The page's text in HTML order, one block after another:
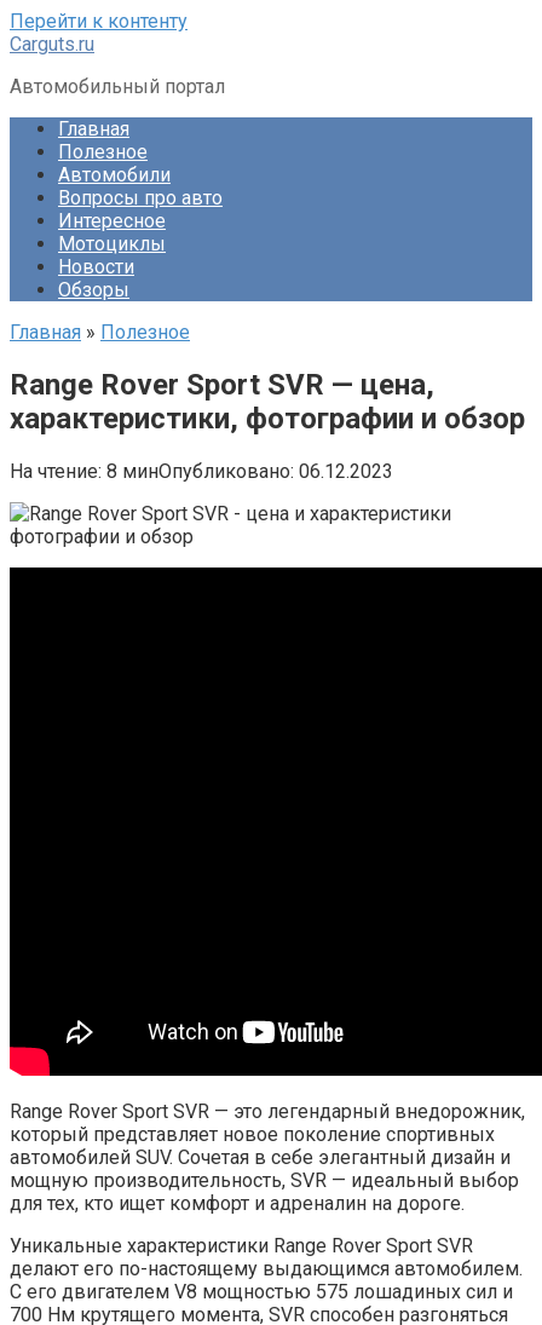
Перейти к контенту
Carguts.ru
Автомобильный портал
Главная
Полезное
Автомобили
Вопросы про авто
Интересное
Мотоциклы
Новости
Обзоры
Главная » Полезное
Range Rover Sport SVR — цена,
характеристики, фотографии и обзор
На чтение: 8 минОпубликовано: 06.12.2023
Range Rover Sport SVR — это легендарный внедорожник,
который представляет новое поколение спортивных
автомобилей SUV. Сочетая в себе элегантный дизайн и
мощную производительность, SVR — идеальный выбор
для тех, кто ищет комфорт и адреналин на дороге.
Уникальные характеристики Range Rover Sport SVR
делают его по-настоящему выдающимся автомобилем.
С его двигателем V8 мощностью 575 лошадиных сил и
700 Нм крутящего момента, SVR способен разгоняться